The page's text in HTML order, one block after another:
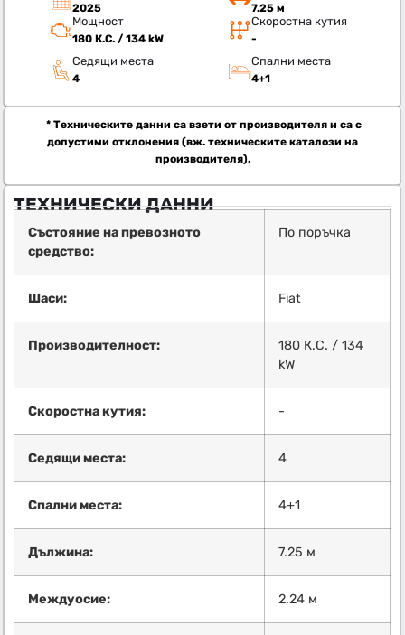
2025 7.25 м
Мощност
180 К.С. / 134 kW
Скоростна кутия
-
Седящи места
4
Спални места
4+1
* Техническите данни са взети от производителя и са с
допустими отклонения (вж. техническите каталози на
производителя).
ТЕХНИЧЕСКИ ДАННИ
Състояние на превозното
средство:
По поръчка
Шаси: Fiat
Производителност:
180 К.С. / 134
kW
Скоростна кутия: -
Седящи места: 4
Спални места: 4+1
Дължина: 7.25 м
Междуосие: 2.24 м